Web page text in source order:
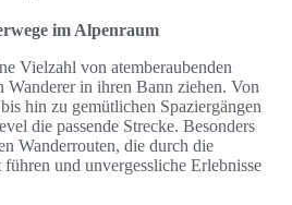
im Alpenraum
Vielzahl von atemberaubenden
Wanderer in ihren Bann ziehen. Von
hin zu gemütlichen Spaziergängen
die passende Strecke. Besonders
Wanderrouten, die durch die
und unvergessliche Erlebnisse